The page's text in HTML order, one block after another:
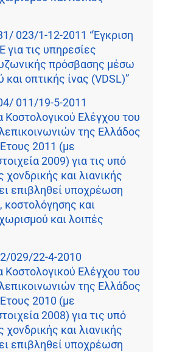
023/1-12-2011 “Έγκριση
για τις υπηρεσίες
πρόσβασης μέσω
και οπτικής ίνας (VDSL)”
011/19-5-2011
Κοστολογικού Ελέγχου του
της Ελλάδος
2011 (με
2009) για τις υπό
χονδρικής και λιανικής
επιβληθεί υποχρέωση
κοστολόγησης και
και λοιπές
029/22-4-2010
Κοστολογικού Ελέγχου του
της Ελλάδος
2010 (με
2008) για τις υπό
χονδρικής και λιανικής
επιβληθεί υποχρέωση